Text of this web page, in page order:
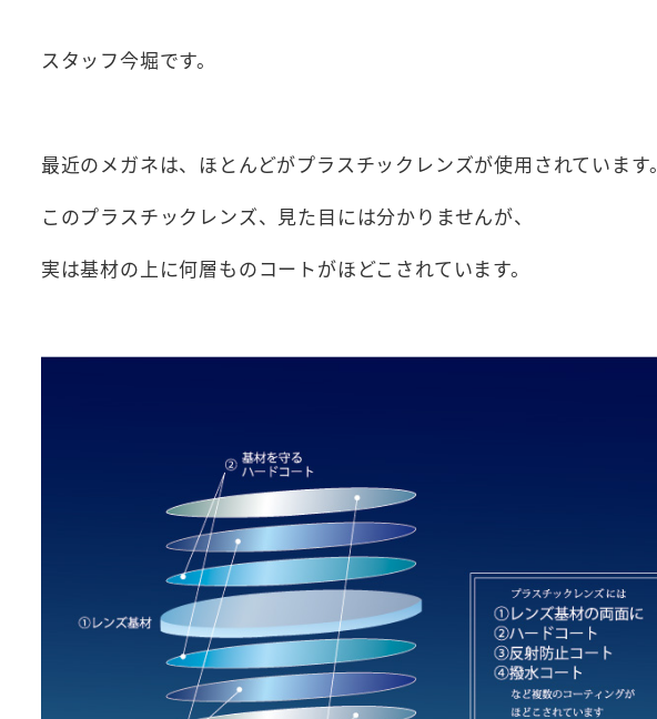
スタッフ今堀です。
最近のメガネは、ほとんどがプラスチックレンズが使用されています。
このプラスチックレンズ、見た目には分かりませんが、
実は基材の上に何層ものコートがほどこされています。